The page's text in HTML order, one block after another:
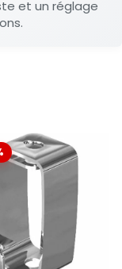
et un réglage